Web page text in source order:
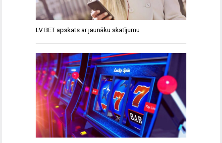
LV BET apskats ar jaunāku skatījumu